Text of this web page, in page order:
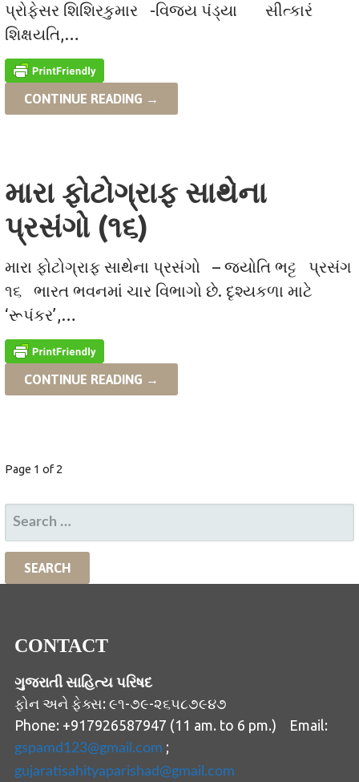
પ્રોફેસર શિશિરકુમાર -વિજય પંડ્યા સીત્કારં
શિક્ષયતિ,…
CONTINUE READING →
મારા ફોટોગ્રાફ સાથેના
પ્રસંગો (૧૬)
મારા ફોટોગ્રાફ સાથેના પ્રસંગો – જ્યોતિ ભટ્ટ પ્રસંગ
૧૬ ભારત ભવનમાં ચાર વિભાગો છે. દૃશ્યકળા માટે
‘રૂપંકર’,…
CONTINUE READING →
POST
NAVIGATION
Page 1 of 2
SEARCH
FOR:
CONTACT
ગુજરાતી સાહિત્ય પરિષદ
ફોન અને ફેક્સ: ૯૧-૭૯-૨૬૫૮૭૯૪૭
Phone: +917926587947 (11 am. to 6 pm.) Email:
gspamd123@gmail.com ;
gujaratisahityaparishad@gmail.com